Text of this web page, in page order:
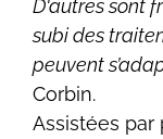
D'autres sont
subi des
peuvent
Corbin.
Assistées